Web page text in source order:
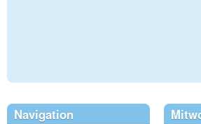
Navigation